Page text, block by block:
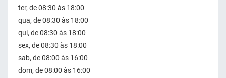
ter, de 08:30 às 18:00
qua, de 08:30 às 18:00
qui, de 08:30 às 18:00
sex, de 08:30 às 18:00
sab, de 08:00 às 16:00
dom, de 08:00 às 16:00